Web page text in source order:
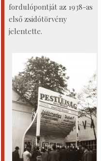
fordulópontját az 1938-as
első zsidótörvény
jelentette.